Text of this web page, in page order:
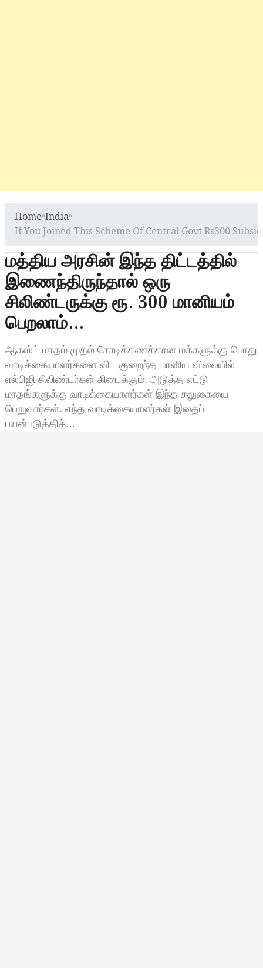
Home»India»
If You Joined This Scheme Of Central Govt Rs300
மத்திய அரசின் இந்த திட்டத்தில்
இணைந்திருந்தால் ஒரு
சிலிண்டருக்கு ரூ. 300 மானியம்
பெறலாம்…
ஆகஸ்ட் மாதம் முதல் கோடிக்கணக்கான மக்களுக்கு பொது
வாடிக்கையாளர்களை விட குறைந்த மானிய விலையில்
எல்பிஜி சிலிண்டர்கள் கிடைக்கும். அடுத்த எட்டு
மாதங்களுக்கு வாடிக்கையாளர்கள் இந்த சலுகையை
பெறுவார்கள். எந்த வாடிக்கையாளர்கள் இதைப்
பயன்படுத்திக்…